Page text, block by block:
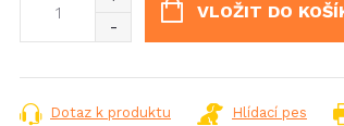
VLOŽIT DO
Dotaz k produktu Hlídací pes